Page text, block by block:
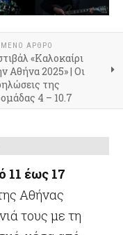
ΆΡΘΡΟ
«Καλοκαίρι
Αθήνα 2025» | Οι
της
4 – 10.7
11 έως 17
Αθήνας
τους με τη